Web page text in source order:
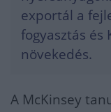
exportál a
fogyasztás és
növekedés.
A McKinsey